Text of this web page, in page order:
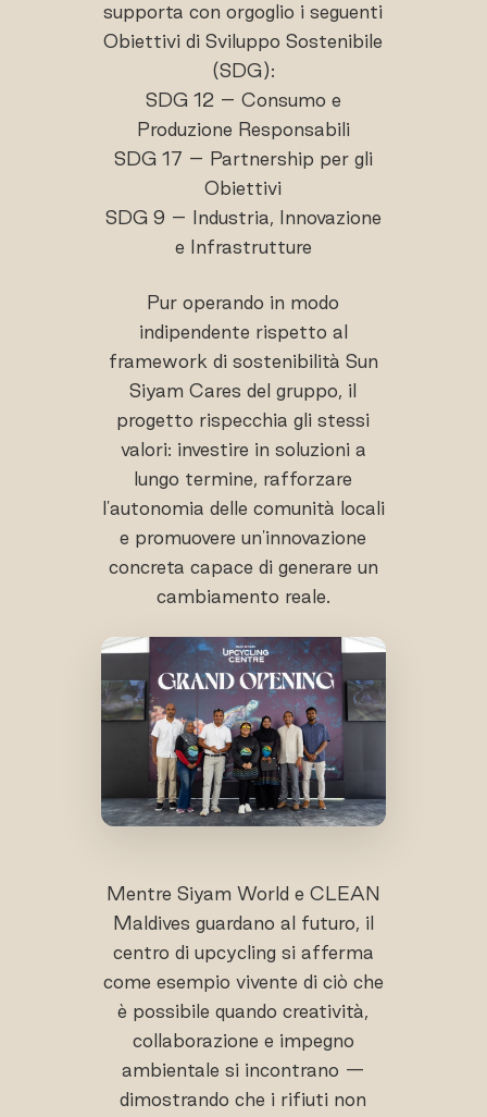
supporta con orgoglio i seguenti
Obiettivi di Sviluppo Sostenibile
(SDG):
SDG 12 – Consumo e
Produzione Responsabili
SDG 17 – Partnership per gli
Obiettivi
SDG 9 – Industria, Innovazione
e Infrastrutture
Pur operando in modo
indipendente rispetto al
framework di sostenibilità Sun
Siyam Cares del gruppo, il
progetto rispecchia gli stessi
valori: investire in soluzioni a
lungo termine, rafforzare
l'autonomia delle comunità locali
e promuovere un'innovazione
concreta capace di generare un
cambiamento reale.
Mentre Siyam World e CLEAN
Maldives guardano al futuro, il
centro di upcycling si afferma
come esempio vivente di ciò che
è possibile quando creatività,
collaborazione e impegno
ambientale si incontrano —
dimostrando che i rifiuti non